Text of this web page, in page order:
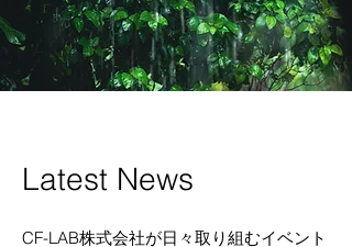
Latest News
CF-LAB株式会社が日々取り組むイベント